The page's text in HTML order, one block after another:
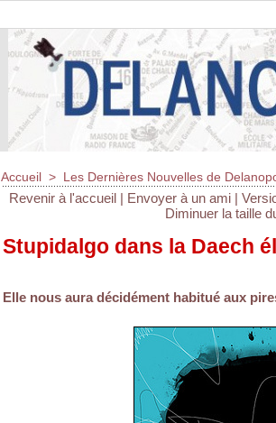
Accueil > Les Dernières Nouvelles de
Revenir à l'accueil | Envoyer à un ami |
Diminuer la taille
Stupidalgo dans la Daech
Elle nous aura décidément habitué aux